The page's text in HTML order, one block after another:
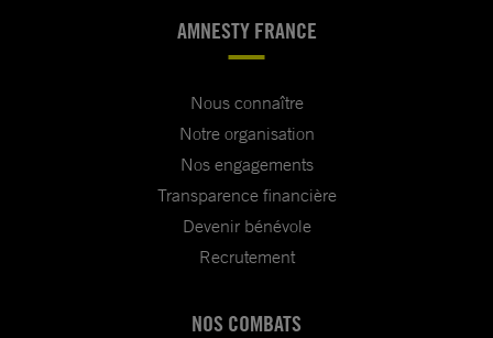
AMNESTY FRANCE
Nous connaître
Notre organisation
Nos engagements
Transparence financière
Devenir bénévole
Recrutement
NOS COMBATS